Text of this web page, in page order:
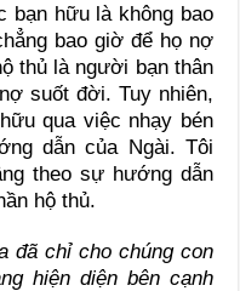
bạn hữu là không bao
bao giờ để họ nợ
thủ là người bạn thân
suốt đời. Tuy nhiên,
qua việc nhạy bén
dẫn của Ngài. Tôi
theo sự hướng dẫn
hộ thủ.
đã chỉ cho chúng con
hiện diện bên cạnh